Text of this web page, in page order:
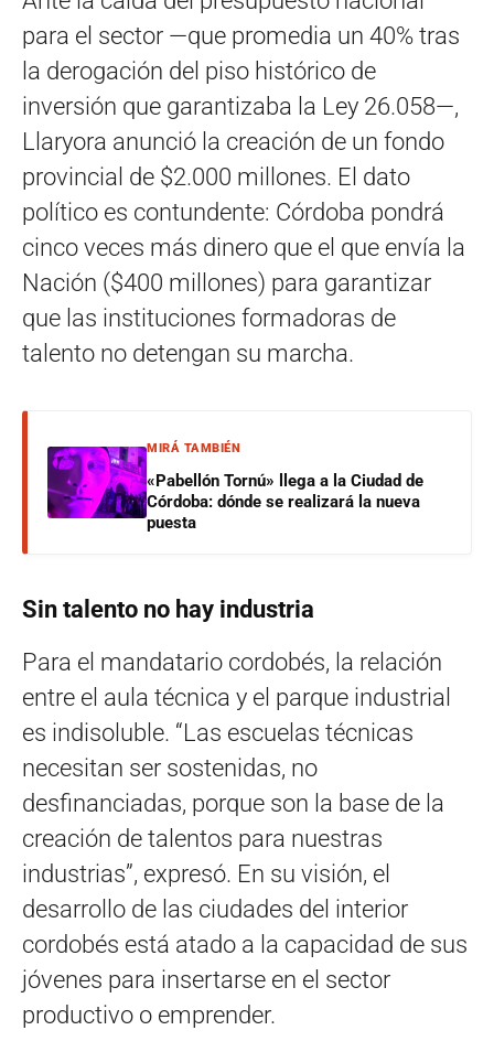
para el sector —que promedia un 40% tras
la derogación del piso histórico de
inversión que garantizaba la Ley 26.058—,
Llaryora anunció la creación de un fondo
provincial de $2.000 millones. El dato
político es contundente: Córdoba pondrá
cinco veces más dinero que el que envía la
Nación ($400 millones) para garantizar
que las instituciones formadoras de
talento no detengan su marcha.
MIRÁ TAMBIÉN
«Pabellón Tornú» llega a la Ciudad de
Córdoba: dónde se realizará la nueva
puesta
Sin talento no hay industria
Para el mandatario cordobés, la relación
entre el aula técnica y el parque industrial
es indisoluble. “Las escuelas técnicas
necesitan ser sostenidas, no
desfinanciadas, porque son la base de la
creación de talentos para nuestras
industrias”, expresó. En su visión, el
desarrollo de las ciudades del interior
cordobés está atado a la capacidad de sus
jóvenes para insertarse en el sector
productivo o emprender.